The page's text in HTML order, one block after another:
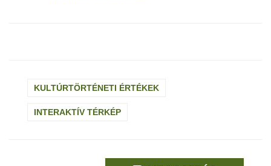
KULTÚRTÖRTÉNETI ÉRTÉKEK
INTERAKTÍV TÉRKÉP